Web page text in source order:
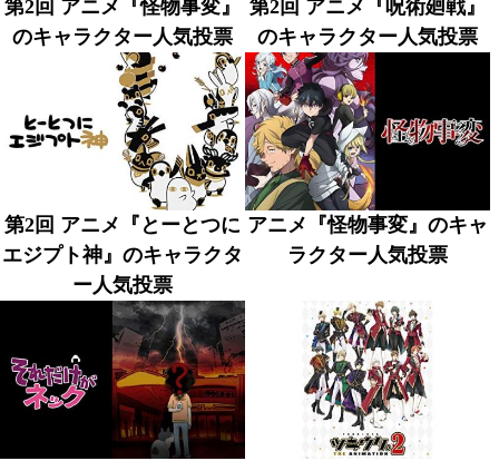
第2回 アニメ『怪物事変』
のキャラクター人気投票
第2回 アニメ『呪術廻戦』
のキャラクター人気投票
第2回 アニメ『とーとつに
エジプト神』のキャラクタ
ー人気投票
アニメ『怪物事変』のキャ
ラクター人気投票